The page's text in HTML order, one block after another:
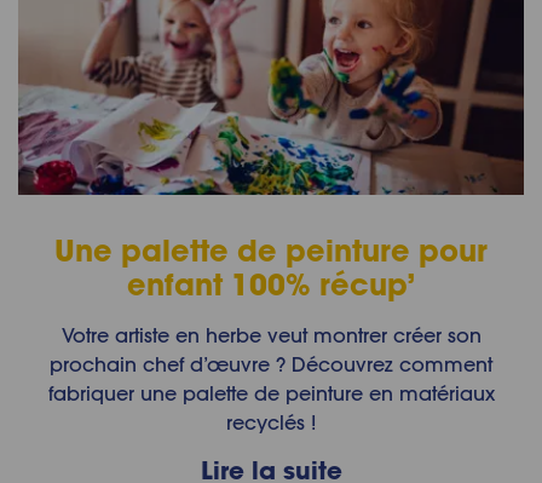
Une palette de peinture pour
enfant 100% récup’
Votre artiste en herbe veut montrer créer son
prochain chef d’œuvre ? Découvrez comment
fabriquer une palette de peinture en matériaux
recyclés !
Lire la suite